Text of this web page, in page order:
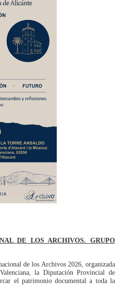
DE LOS ARCHIVOS. GRUPO
de los Archivos 2026, organizada
la Diputación Provincial de
el patrimonio documental a toda la